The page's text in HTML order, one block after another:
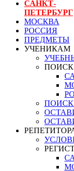
САНКТ-
ПЕТЕРБУРГ
МОСКВА
РОССИЯ
ПРЕДМЕТЫ
УЧЕНИКАМ
ПОИСК
ПОИСК